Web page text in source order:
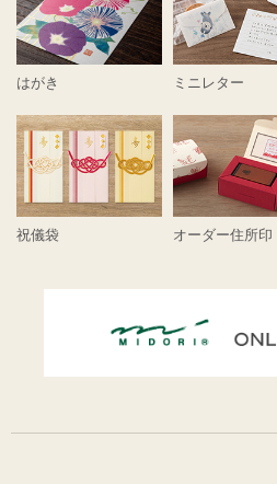
はがき ミニレター
祝儀袋 オーダー住所印